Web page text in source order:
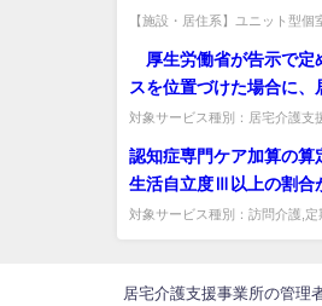
費の算定内容について
【施設・居住系】ユニット型
厚生労働省が告示で定
スを位置づけた場合に
が市町村に対して届け出
体的に何を提出すればよ
対象サービス種別：居宅介護支
認知症専門ケア加算の算
生活自立度Ⅲ以上の割合
いるが、算定方法如何。
対象サービス種別：訪問介護,
居宅介護支援事業所の管理